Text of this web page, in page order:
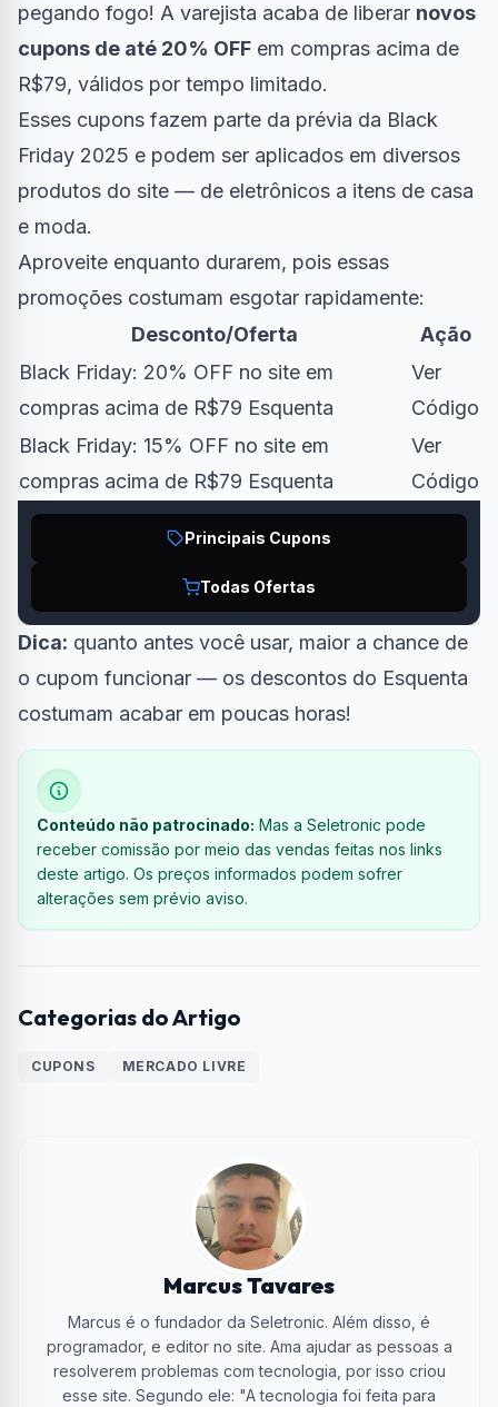
pegando fogo! A varejista acaba de liberar novos
cupons de até 20% OFF em compras acima de
R$79, válidos por tempo limitado.
Esses cupons fazem parte da prévia da Black
Friday 2025 e podem ser aplicados em diversos
produtos do site — de eletrônicos a itens de casa
e moda.
Aproveite enquanto durarem, pois essas
promoções costumam esgotar rapidamente:
Desconto/Oferta
Ação
Black Friday: 20% OFF no site em
compras acima de R$79 Esquenta
Ver
Código
Black Friday: 15% OFF no site em
compras acima de R$79 Esquenta
Ver
Código
Principais Cupons
Todas Ofertas
Dica: quanto antes você usar, maior a chance de
o cupom funcionar — os descontos do Esquenta
costumam acabar em poucas horas!
Conteúdo não patrocinado: Mas a Seletronic pode
receber comissão por meio das vendas feitas nos links
deste artigo. Os preços informados podem sofrer
alterações sem prévio aviso.
Categorias do Artigo
CUPONS MERCADO LIVRE
Marcus Tavares
Marcus é o fundador da Seletronic. Além disso, é
programador, e editor no site. Ama ajudar as pessoas a
resolverem problemas com tecnologia, por isso criou
esse site. Segundo ele: "A tecnologia foi feita para